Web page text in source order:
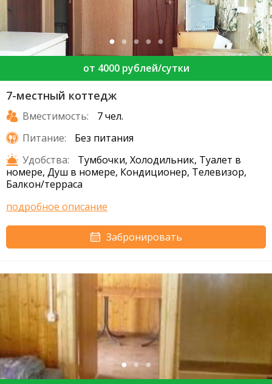
от 4000 рублей/сутки
7-местный коттедж
Вместимость:
7 чел.
Питание:
Без питания
Удобства:
Тумбочки, Холодильник, Туалет в
номере, Душ в номере, Кондиционер, Телевизор,
Балкон/терраса
подробное описание
Забронировать